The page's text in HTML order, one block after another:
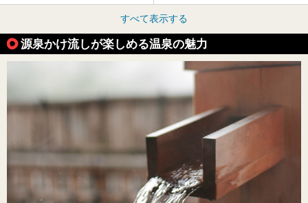
すべて表示する
源泉かけ流しが楽しめる温泉の魅力